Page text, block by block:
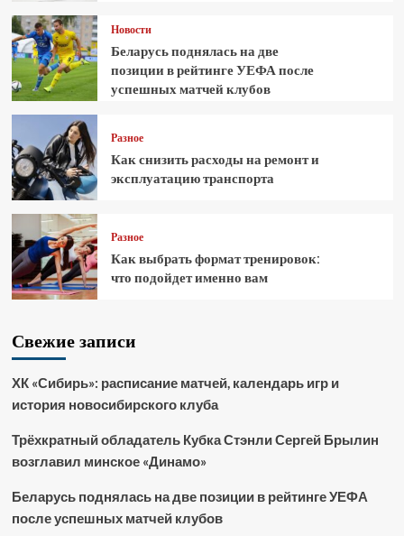
Новости
Беларусь поднялась на две
позиции в рейтинге УЕФА после
успешных матчей клубов
Разное
Как снизить расходы на ремонт и
эксплуатацию транспорта
Разное
Как выбрать формат тренировок:
что подойдет именно вам
Свежие записи
ХК «Сибирь»: расписание матчей, календарь игр и
история новосибирского клуба
Трёхкратный обладатель Кубка Стэнли Сергей Брылин
возглавил минское «Динамо»
Беларусь поднялась на две позиции в рейтинге УЕФА
после успешных матчей клубов